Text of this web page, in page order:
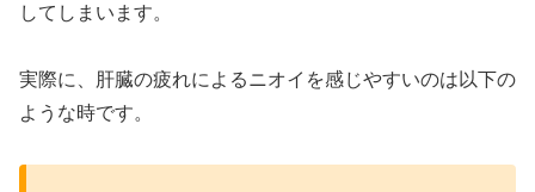
してしまいます。
実際に、肝臓の疲れによるニオイを感じやすいのは以下の
ような時です。